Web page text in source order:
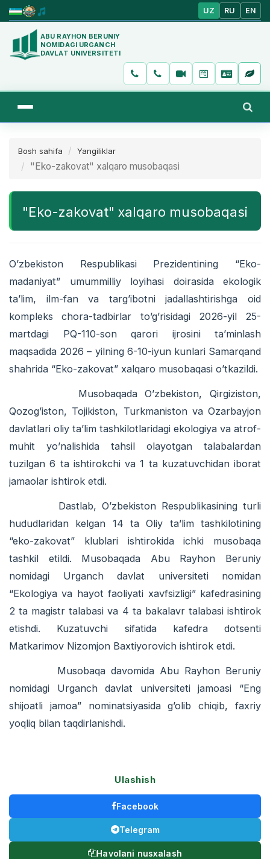
UZ RU EN
ABU RAYHON BERUNIY
NOMIDAGI URGANCH
DAVLAT UNIVERSITETI
Bosh sahifa Yangiliklar
"Eko-zakovat" xalqaro musobaqasi
"Eko-zakovat" xalqaro musobaqasi
O’zbekiston Respublikasi Prezidentining “Eko-
madaniyat” umummilliy loyihasi doirasida ekologik
ta’lim, ilm-fan va targ’ibotni jadallashtirishga oid
kompleks chora-tadbirlar to’g’risidagi 2026-yil 25-
martdagi PQ-110-son qarori ijrosini ta’minlash
maqsadida 2026 – yilning 6-10-iyun kunlari Samarqand
shahrida “Eko-zakovat” xalqaro musobaqasi o’tkazildi.
Musobaqada O’zbekiston, Qirgiziston,
Qozog’iston, Tojikiston, Turkmaniston va Ozarbayjon
davlatlari oliy ta’lim tashkilotlaridagi ekologiya va atrof-
muhit yo’nalishida tahsil olayotgan talabalardan
tuzilgan 6 ta ishtirokchi va 1 ta kuzatuvchidan iborat
jamaolar ishtirok etdi.
Dastlab, O’zbekiston Respublikasining turli
hududlaridan kelgan 14 ta Oliy ta’lim tashkilotining
“eko-zakovat” klublari ishtirokida ichki musobaqa
tashkil etildi. Musobaqada Abu Rayhon Beruniy
nomidagi Urganch davlat universiteti nomidan
“Ekologiya va hayot faoliyati xavfsizligi” kafedrasining
2 ta magistr talabasi va 4 ta bakalavr talabasi ishtirok
etishdi. Kuzatuvchi sifatida kafedra dotsenti
Matkarimov Nizomjon Baxtiyorovich ishtirok etdi.
Musobaqa davomida Abu Rayhon Beruniy
nomidagi Urganch davlat universiteti jamoasi “Eng
shijoatli jamoa” nominatsiyasida g’olib chiqib, faxriy
yoqliq bilan taqdirlanishdi.
Ulashish
Facebook
Telegram
Havolani nusxalash